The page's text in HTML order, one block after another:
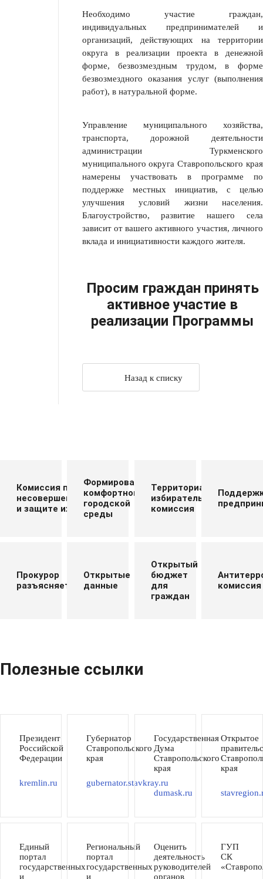
Необходимо участие граждан,
индивидуальных предпринимателей и
организаций, действующих на территории
округа в реализации проекта в денежной
форме, безвозмездным трудом, в форме
безвозмездного оказания услуг (выполнения
работ), в натуральной форме.
Управление муниципального хозяйства,
транспорта, дорожной деятельности
администрации Туркменского
муниципального округа Ставропольского края
намерены участвовать в программе по
поддержке местных инициатив, с целью
улучшения условий жизни населения.
Благоустройство, развитие нашего села
зависит от вашего активного участия, личного
вклада и инициативности каждого жителя.
Просим граждан принять
активное участие в
реализации Программы
Назад к списку
Комиссия по делам
несовершеннолетних
и защите их прав
Формирование
комфортной
городской
среды
Территориальная
избирательная
комиссия
Прокурор
разъясняет
Открытые
данные
Открытый
бюджет
для
граждан
комиссия
Полезные ссылки
Президент
Российской
Федерации
kremlin.ru
Губернатор
Ставропольского
края
gubernator.stavkray.ru
Государственная
Дума
Ставропольского
края
dumask.ru
Открытое
края
Единый
портал
государственных
и
Региональный
портал
государственных
и
Оценить
деятельность
руководителей
органов
ГУП
СК